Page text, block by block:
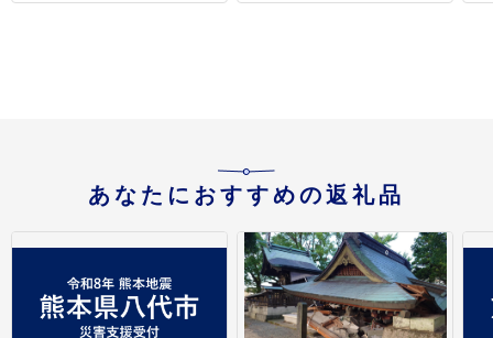
あなたにおすすめの返礼品